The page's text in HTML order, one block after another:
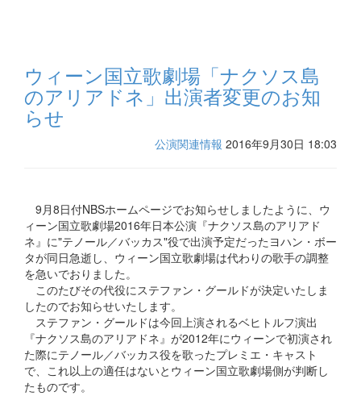
ウィーン国立歌劇場「ナクソス島
のアリアドネ」出演者変更のお知
らせ
公演関連情報 2016年9月30日 18:03
9月8日付NBSホームページでお知らせしましたように、ウ
ィーン国立歌劇場2016年日本公演『ナクソス島のアリアド
ネ』に"テノール／バッカス"役で出演予定だったヨハン・ボー
タが同日急逝し、ウィーン国立歌劇場は代わりの歌手の調整
を急いでおりました。
このたびその代役にステファン・グールドが決定いたしま
したのでお知らせいたします。
ステファン・グールドは今回上演されるベヒトルフ演出
『ナクソス島のアリアドネ』が2012年にウィーンで初演され
た際にテノール／バッカス役を歌ったプレミエ・キャスト
で、これ以上の適任はないとウィーン国立歌劇場側が判断し
たものです。